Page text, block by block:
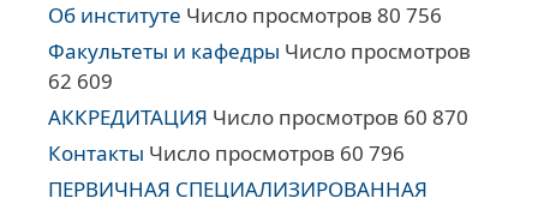
Об институте Число просмотров 80 756
Факультеты и кафедры Число просмотров
62 609
АККРЕДИТАЦИЯ Число просмотров 60 870
Контакты Число просмотров 60 796
ПЕРВИЧНАЯ СПЕЦИАЛИЗИРОВАННАЯ